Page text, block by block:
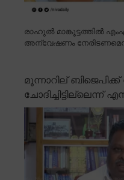
രാഹുൽ മാങ്കൂട്ടത്തിൽ
അന്വേഷണം
മൂന്നാറില് ബിജെപിക്ക്
ചോദിച്ചിട്ടില്ലെന്ന്